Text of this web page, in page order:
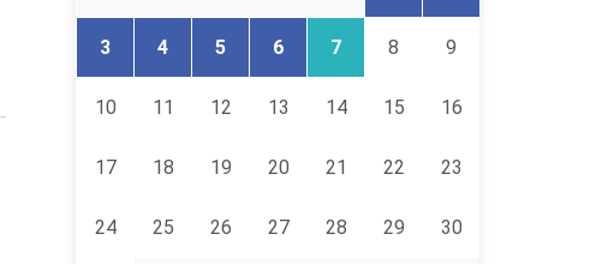
3 4 5 6 7 8 9
10 11 12 13 14 15 16
17 18 19 20 21 22 23
24 25 26 27 28 29 30